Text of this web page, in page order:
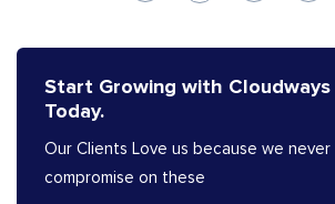
Start Growing with Cloudways
Today.
Our Clients Love us because we never
compromise on these